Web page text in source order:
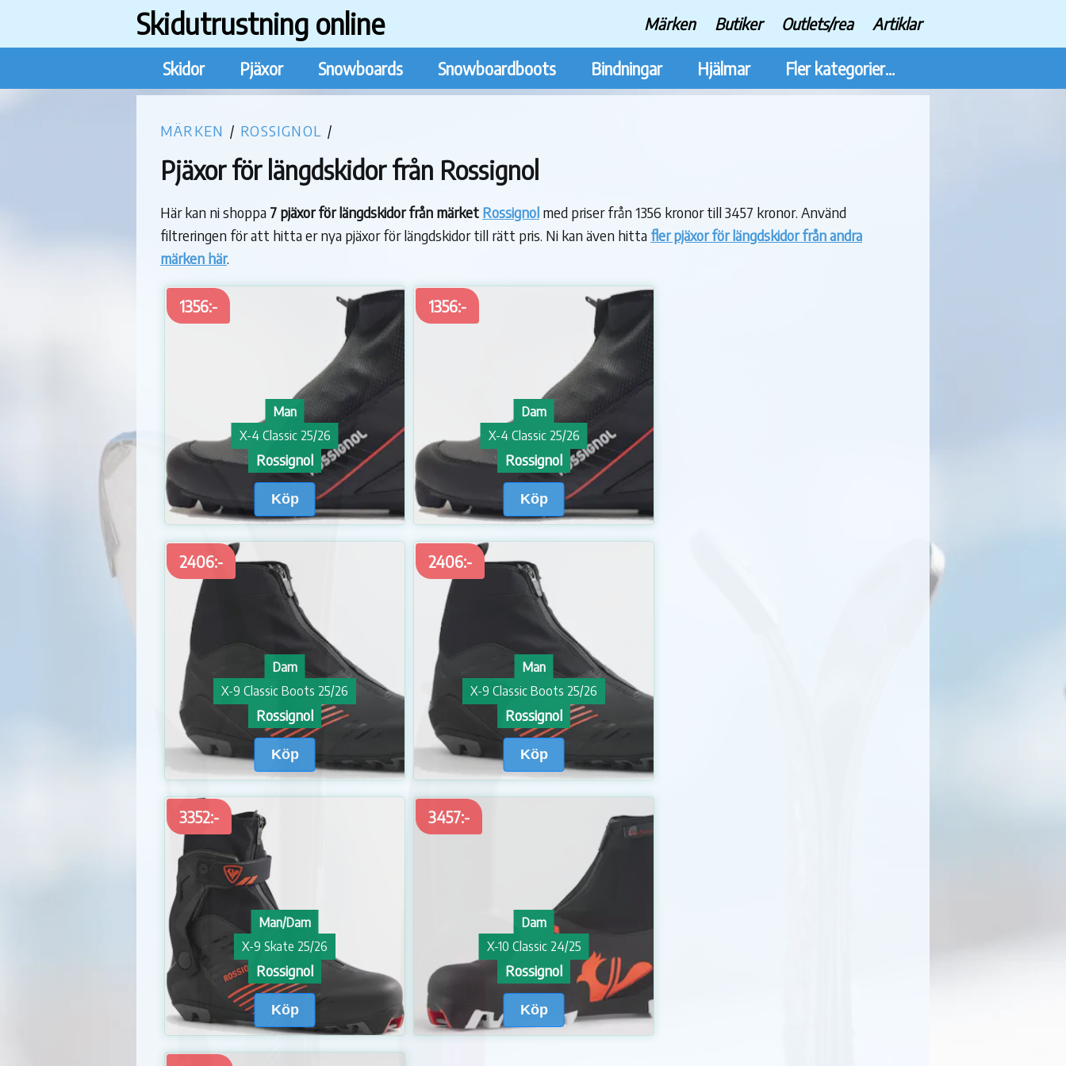
Skidutrustning online Märken Butiker Outlets/rea Artiklar
Skidor Pjäxor Snowboards Snowboardboots Bindningar Hjälmar Fler kategorier...
MÄRKEN / ROSSIGNOL /
Pjäxor för längdskidor från Rossignol
Här kan ni shoppa 7 pjäxor för längdskidor från märket Rossignol med priser från 1356 kronor till 3457 kronor. Använd
filtreringen för att hitta er nya pjäxor för längdskidor till rätt pris. Ni kan även hitta fler pjäxor för längdskidor från andra
märken här.
1356:-
Man
X-4 Classic 25/26
Rossignol
Köp
1356:-
Dam
X-4 Classic 25/26
Rossignol
Köp
2406:-
Dam
X-9 Classic Boots 25/26
Rossignol
Köp
2406:-
Man
X-9 Classic Boots 25/26
Rossignol
Köp
3352:-
Man/Dam
X-9 Skate 25/26
Rossignol
Köp
3457:-
Dam
X-10 Classic 24/25
Rossignol
Köp